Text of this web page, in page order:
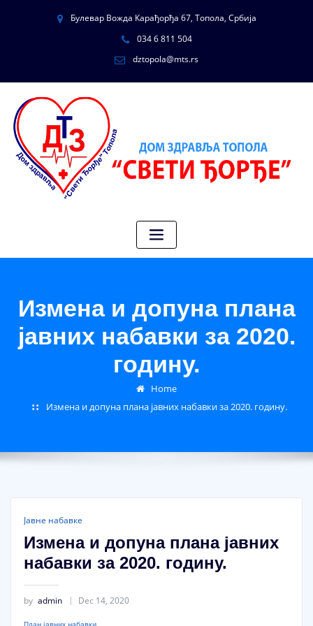
Булевар Вожда Карађорђа 67, Топола, Србија
034 6 811 504
dztopola@mts.rs
Измена и допуна плана
јавних набавки за 2020.
годину.
Home
Измена и допуна плана јавних набавки за 2020. годину.
Јавне набавке
Измена и допуна плана јавних
набавки за 2020. годину.
by admin Dec 14, 2020
План јавних набавки